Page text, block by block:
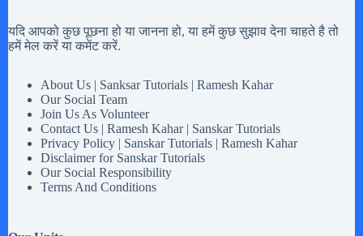
यदि आपको कुछ पूछना हो या जानना हो, या हमें कुछ सुझाव देना चाहते है तो
हमें मेल करें या कमेंट करें.
About Us | Sanksar Tutorials | Ramesh Kahar
Our Social Team
Join Us As Volunteer
Contact Us | Ramesh Kahar | Sanskar Tutorials
Privacy Policy | Sanskar Tutorials | Ramesh Kahar
Disclaimer for Sanskar Tutorials
Our Social Responsibility
Terms And Conditions